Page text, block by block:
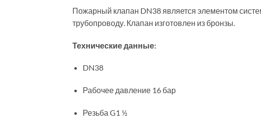
Пожарный клапан DN38 является элементом
трубопроводу. Клапан изготовлен из бронзы.
Технические данные:
DN38
Рабочее давление 16 бар
Резьба G1 ½